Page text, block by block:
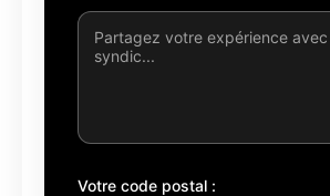
Votre code postal :